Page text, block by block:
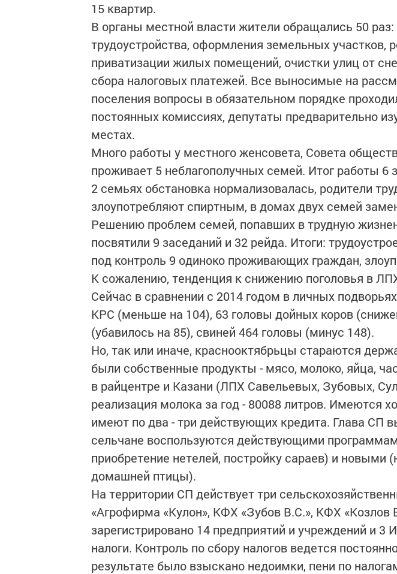
15 квартир.
В органы местной власти жители обращались 50
трудоустройства, оформления земельных участков,
приватизации жилых помещений, очистки улиц от
сбора налоговых платежей. Все выносимые на
поселения вопросы в обязательном порядке
постоянных комиссиях, депутаты предварительно
местах.
Много работы у местного женсовета, Совета
проживает 5 неблагополучных семей. Итог работы 6
2 семьях обстановка нормализовалась, родители
злоупотребляют спиртным, в домах двух семей
Решению проблем семей, попавших в трудную
посвятили 9 заседаний и 32 рейда. Итоги:
под контроль 9 одиноко проживающих граждан,
К сожалению, тенденция к снижению поголовья в
Сейчас в сравнении с 2014 годом в личных
КРС (меньше на 104), 63 головы дойных коров
(убавилось на 85), свиней 464 головы (минус 148).
Но, так или иначе, краснооктябрьцы стараются
были собственные продукты - мясо, молоко, яйца,
в райцентре и Казани (ЛПХ Савельевых, Зубовых,
реализация молока за год - 80088 литров. Имеются
имеют по два - три действующих кредита. Глава СП
сельчане воспользуются действующими
приобретение нетелей, постройку сараев) и новыми
домашней птицы).
На территории СП действует три
«Агрофирма «Кулон», КФХ «Зубов В.С.», КФХ «Козлов
зарегистрировано 14 предприятий и учреждений и 3
налоги. Контроль по сбору налогов ведется
результате было взыскано недоимки, пени по